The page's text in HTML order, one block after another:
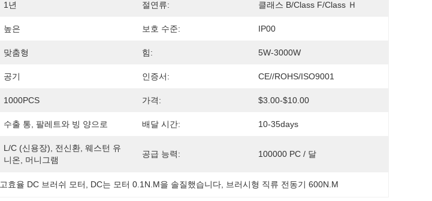
1년 절연류: 클래스 B/Class F/Class Ｈ
높은 보호 수준: IP00
맞춤형 힘: 5W-3000W
공기 인증서: CE//ROHS/ISO9001
1000PCS 가격: $3.00-$10.00
수출 통, 팔레트와 빙 양으로 배달 시간: 10-35days
L/C (신용장), 전신환, 웨스턴 유
니온, 머니그램
공급 능력: 100000 PC / 달
고효율 DC 브러쉬 모터 DC는 모터 0.1N.M을 솔질했습니다 브러시형 직류 전동기 600N.M